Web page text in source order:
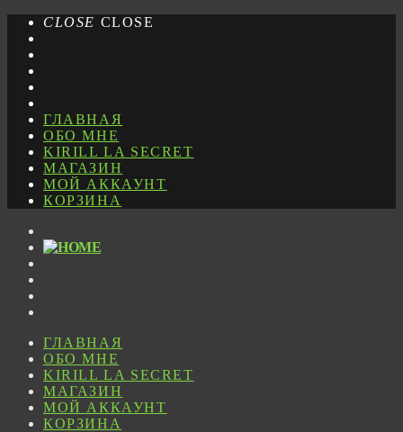
CLOSE CLOSE
ГЛАВНАЯ
ОБО МНЕ
KIRILL LA SECRET
МАГАЗИН
МОЙ АККАУНТ
КОРЗИНА
ГЛАВНАЯ
ОБО МНЕ
KIRILL LA SECRET
МАГАЗИН
МОЙ АККАУНТ
КОРЗИНА